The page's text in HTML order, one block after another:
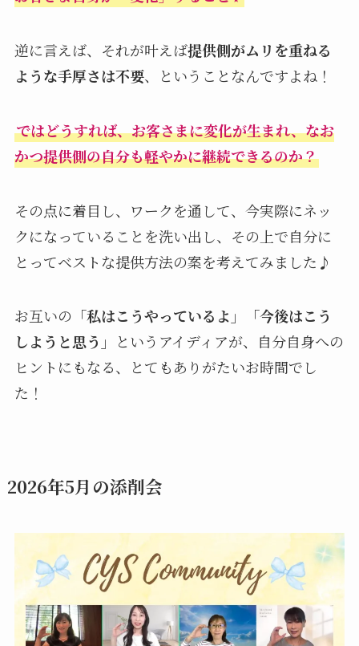
逆に言えば、それが叶えば提供側がムリを重ねる
ような手厚さは不要、ということなんですよね！
ではどうすれば、お客さまに変化が生まれ、なお
かつ提供側の自分も軽やかに継続できるのか？
その点に着目し、ワークを通して、今実際にネッ
クになっていることを洗い出し、その上で自分に
とってベストな提供方法の案を考えてみました♪
お互いの 「私はこうやっているよ」「今後はこう
しようと思う」
というアイディアが、自分自身への
ヒントにもなる、とてもありがたいお時間でし
た！
2026年5月の添削会